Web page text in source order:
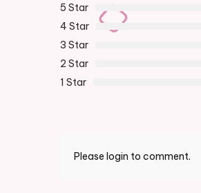
5 Star
4 Star
3 Star
2 Star
1 Star
Please login to comment.